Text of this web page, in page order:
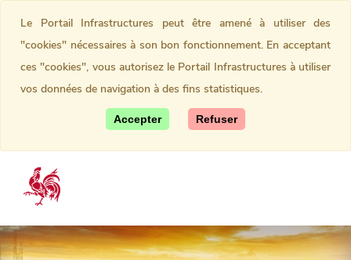
Le Portail Infrastructures peut être amené à utiliser des
"cookies" nécessaires à son bon fonctionnement. En acceptant
ces "cookies", vous autorisez le Portail Infrastructures à utiliser
vos données de navigation à des fins statistiques.
Accepter Refuser